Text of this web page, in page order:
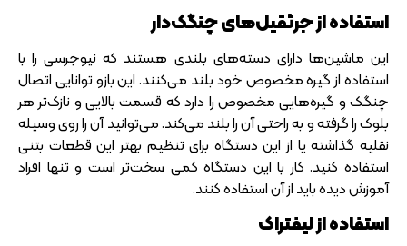
استفاده از جرثقیل‌های چنگک‌دار
این ماشین‌ها دارای دسته‌های بلندی هستند که نیوجرسی را با
استفاده از گیره مخصوص خود بلند می‌کنند. این بازو توانایی اتصال
چنگک و گیره‌هایی مخصوص را دارد که قسمت بالایی و نازک‌تر هر
بلوک را گرفته و به راحتی آن را بلند می‌کند. می‌توانید آن را روی وسیله
نقلیه گذاشته یا از این دستگاه برای تنظیم بهتر این قطعات بتنی
استفاده کنید. کار با این دستگاه کمی سخت‌تر است و تنها افراد
آموزش دیده باید از آن استفاده کنند.
استفاده از لیفتراک